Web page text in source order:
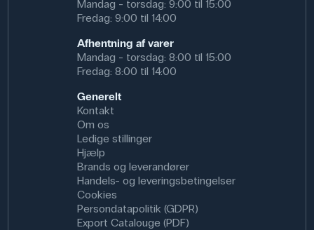
Specifikationer
Indre Diameter (mm): 14 mm
Farve: Rød
Antal huller: 1
Bunddiameter: 14 mm
Materiale: Gummi
Topdiameter: 19 mm
Mandag - torsdag: 9:00 til 15:00
Fredag: 9:00 til 14:00
Afhentning af varer
Mandag - torsdag: 8:00 til 15:00
Fredag: 8:00 til 14:00
Generelt
Kontakt
Om os
Ledige stillinger
Hjælp
Brands og leverandører
Handels- og leveringsbetingelser
Cookies
Persondatapolitik (GDPR)
Export Catalouge (PDF)